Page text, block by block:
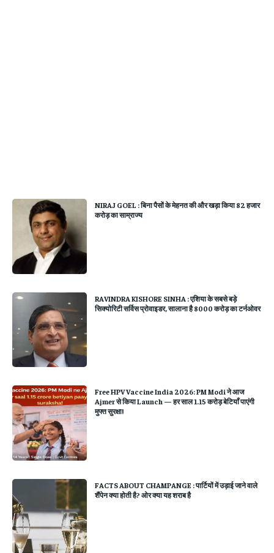
NIRAJ GOEL : बिना पैसों के मेहनत की और खड़ा किया 82 हजार
करोड़ का साम्राज्य
RAVINDRA KISHORE SINHA : एशिया के सबसे बड़े
सिक्योरिटी सर्विस प्रोवाइडर, सालाना है 8000 करोड़ का टर्नओवर
Free HPV Vaccine India 2026: PM Modi ने आज
Ajmer से किया Launch — हर साल 1.15 करोड़ बेटियाँ पाएंगी
मुफ्त सुरक्षा!
FACTS ABOUT CHAMPANGE : पार्टियों में उड़ाई जाने वाले
शैंपेन क्या होती है? ओर क्या यह शराब है